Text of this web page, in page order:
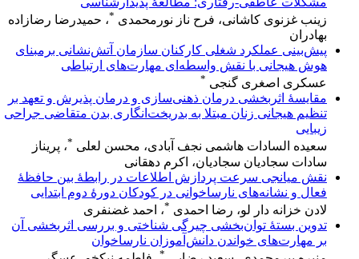
زینب غزنوی کاشانی، فرح ناز نورمحمدی *، حمیدرضا رضازاده
بهادران
پیش‌بینی‌ عملکرد‌ شغلی کارکنان‌ سازمان آتش‌نشانی برمبنای‌
هوش هیجانی با نقش واسطه‌ای مهارت‌های ارتباطی
عسکری اصغری گنجی *
مقایسهٔ‌ اثربخشی درمان ذهنی‌سازی و درمان پذیرش و تعهد بر
تنظیم هیجانی زنان مبتلا به بدریخت‌انگاری بدن متقاضی جراحی
زیبایی
سعیده السادات هاشمی نجف آبادی، محسن لعلی * ، پریناز
سادات سجادیان سجادیان، اکرم دهقانی
نقش میانجی سرعت پردازش اطلاعات در رابطۀ بین حافظۀ
فعال و نشانه‌های نارساخوانی در کودکان دورۀ دوم ابتدایی
لادن خزانه دار لو، رضا احمدی *، احمد غضنفری
تدوین بستهٔ توان‌بخشی چیرگی شناختی و بررسی اثربخشی آن
بر مهارت‌های خواندن دانش‌آموزان نارساخوان
*